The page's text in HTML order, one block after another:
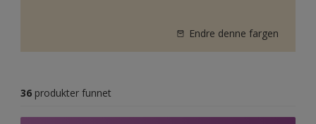
Endre denne fargen
36 produkter funnet